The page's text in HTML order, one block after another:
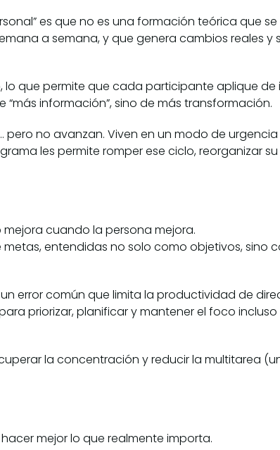
es que no es una formación teórica que
a semana, y que genera cambios reales y
lo que permite que cada participante aplique
información”, sino de más transformación.
no avanzan. Viven en un modo de
les permite romper ese ciclo, reorganizar
cuando la persona mejora.
entendidas no solo como objetivos, sino
error común que limita la productividad de
priorizar, planificar y mantener el foco
la concentración y reducir la multitarea
mejor lo que realmente importa.